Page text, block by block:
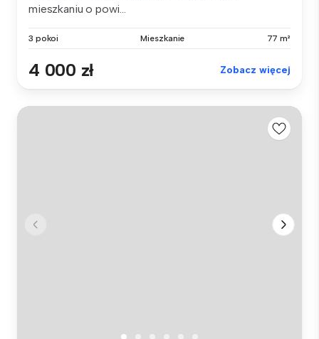
mieszkaniu o powi...
3 pokoi Mieszkanie 77 m²
4 000 zł Zobacz więcej